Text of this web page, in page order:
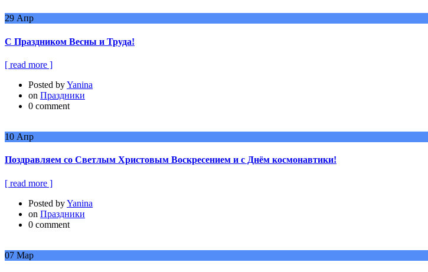
29 Апр
С Праздником Весны и Труда!
[ read more ]
Posted byYanina
on Праздники
0 comment
10 Апр
Поздравляем со Светлым Христовым Воскресением и с Днём космонавтики!
[ read more ]
Posted byYanina
on Праздники
0 comment
07 Мар